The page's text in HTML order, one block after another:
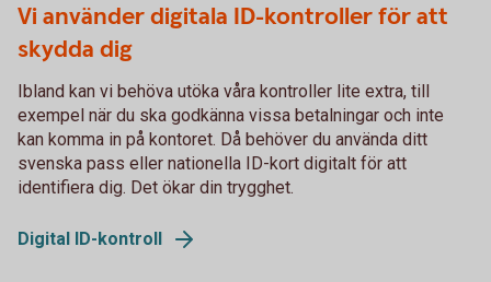
Vi använder digitala ID-kontroller för att
skydda dig
Ibland kan vi behöva utöka våra kontroller lite extra, till
exempel när du ska godkänna vissa betalningar och inte
kan komma in på kontoret. Då behöver du använda ditt
svenska pass eller nationella ID-kort digitalt för att
identifiera dig. Det ökar din trygghet.
Digital ID-kontroll